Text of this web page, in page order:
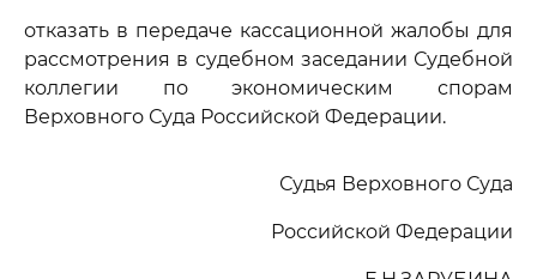
отказать в передаче кассационной жалобы для
рассмотрения в судебном заседании Судебной
коллегии по экономическим спорам
Верховного Суда Российской Федерации.
Судья Верховного Суда
Российской Федерации